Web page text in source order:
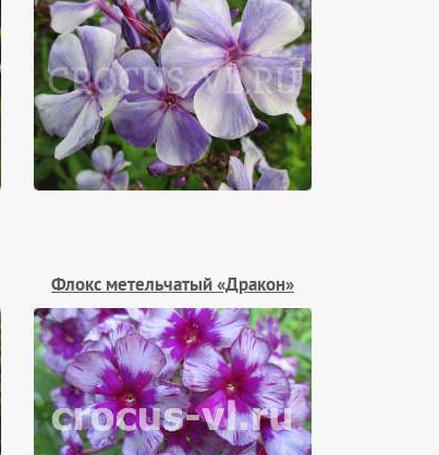
Флокс метельчатый «Дракон»